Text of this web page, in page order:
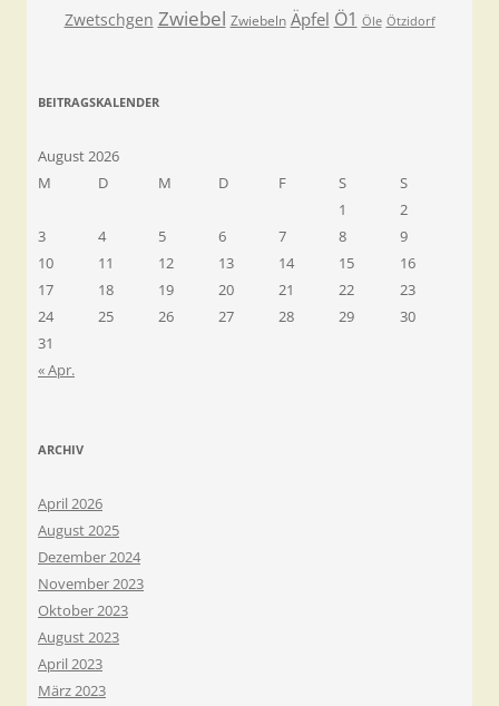
Zwetschgen Zwiebel Zwiebeln Äpfel Ö1 Öle Ötzidorf
BEITRAGSKALENDER
August 2026
M
D M D F S
S
1
2
3
4 5 6 7 8
9
10
11 12 13 14 15
16
17
18 19 20 21 22
23
24
25 26 27 28 29
30
31
« Apr.
ARCHIV
April 2026
August 2025
Dezember 2024
November 2023
Oktober 2023
August 2023
April 2023
März 2023